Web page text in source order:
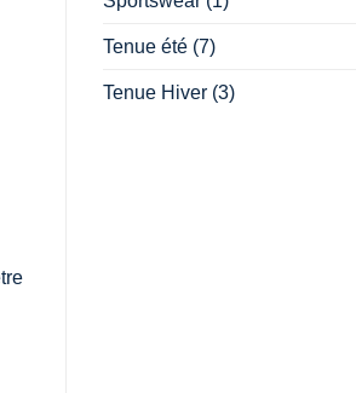
Tenue été(7)
Tenue Hiver(3)